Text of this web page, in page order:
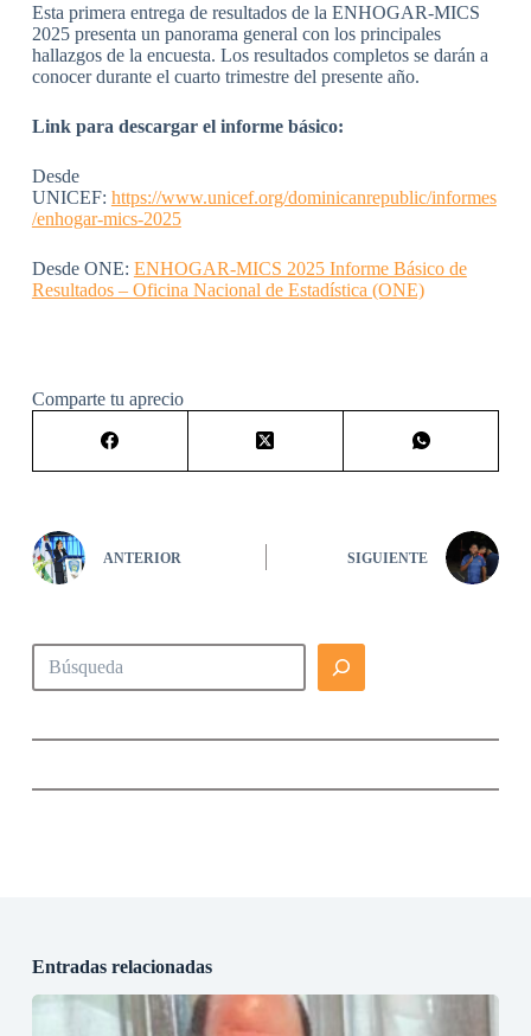
Esta primera entrega de resultados de la ENHOGAR-MICS
2025 presenta un panorama general con los principales
hallazgos de la encuesta. Los resultados completos se darán a
conocer durante el cuarto trimestre del presente año.
Link para descargar el informe básico:
Desde
UNICEF: https://www.unicef.org/dominicanrepublic/informes
/enhogar-mics-2025
Desde ONE: ENHOGAR-MICS 2025 Informe Básico de
Resultados – Oficina Nacional de Estadística (ONE)
Comparte tu aprecio
ANTERIOR SIGUIENTE
Buscar
Entradas relacionadas